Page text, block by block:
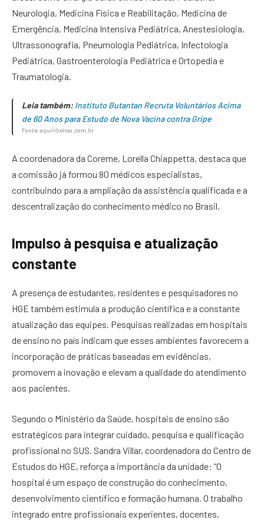
Neurologia, Medicina Física e Reabilitação, Medicina de
Emergência, Medicina Intensiva Pediátrica, Anestesiologia,
Ultrassonografia, Pneumologia Pediátrica, Infectologia
Pediátrica, Gastroenterologia Pediátrica e Ortopedia e
Traumatologia.
Leia também: Instituto Butantan Recruta Voluntários Acima
de 60 Anos para Estudo de Nova Vacina contra Gripe
Fonte: aquiribeirao.com.br
A coordenadora da Coreme, Lorella Chiappetta, destaca que
a comissão já formou 80 médicos especialistas,
contribuindo para a ampliação da assistência qualificada e a
descentralização do conhecimento médico no Brasil.
Impulso à pesquisa e atualização
constante
A presença de estudantes, residentes e pesquisadores no
HGE também estimula a produção científica e a constante
atualização das equipes. Pesquisas realizadas em hospitais
de ensino no país indicam que esses ambientes favorecem a
incorporação de práticas baseadas em evidências,
promovem a inovação e elevam a qualidade do atendimento
aos pacientes.
Segundo o Ministério da Saúde, hospitais de ensino são
estratégicos para integrar cuidado, pesquisa e qualificação
profissional no SUS. Sandra Villar, coordenadora do Centro de
Estudos do HGE, reforça a importância da unidade: “O
hospital é um espaço de construção do conhecimento,
desenvolvimento científico e formação humana. O trabalho
integrado entre profissionais experientes, docentes,